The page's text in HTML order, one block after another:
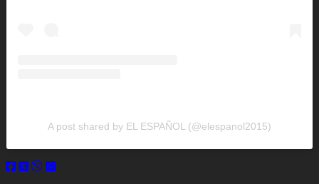
A post shared by EL ESPAÑOL (@elespanol2015)